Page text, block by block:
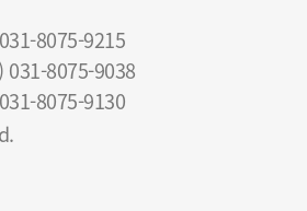
8075-9215
031-8075-9038
8075-9130